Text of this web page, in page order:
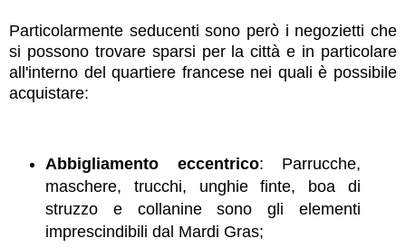
Particolarmente seducenti sono però i negozietti che
si possono trovare sparsi per la città e in particolare
all'interno del quartiere francese nei quali è possibile
acquistare:
Abbigliamento eccentrico: Parrucche,
maschere, trucchi, unghie finte, boa di
struzzo e collanine sono gli elementi
imprescindibili dal Mardi Gras;